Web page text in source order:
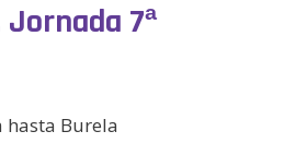
Jornada 7ª
Burela